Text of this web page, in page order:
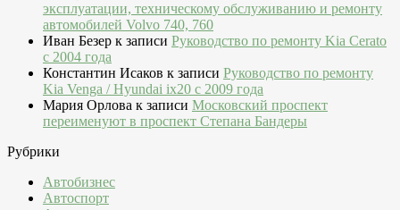
эксплуатации, техническому обслуживанию и ремонту
автомобилей Volvo 740, 760
Иван Безер к записи Руководство по ремонту Kia Cerato
c 2004 года
Константин Исаков к записи Руководство по ремонту
Kia Venga / Hyundai ix20 c 2009 года
Мария Орлова к записи Московский проспект
переименуют в проспект Степана Бандеры
Рубрики
Автобизнес
Автоспорт